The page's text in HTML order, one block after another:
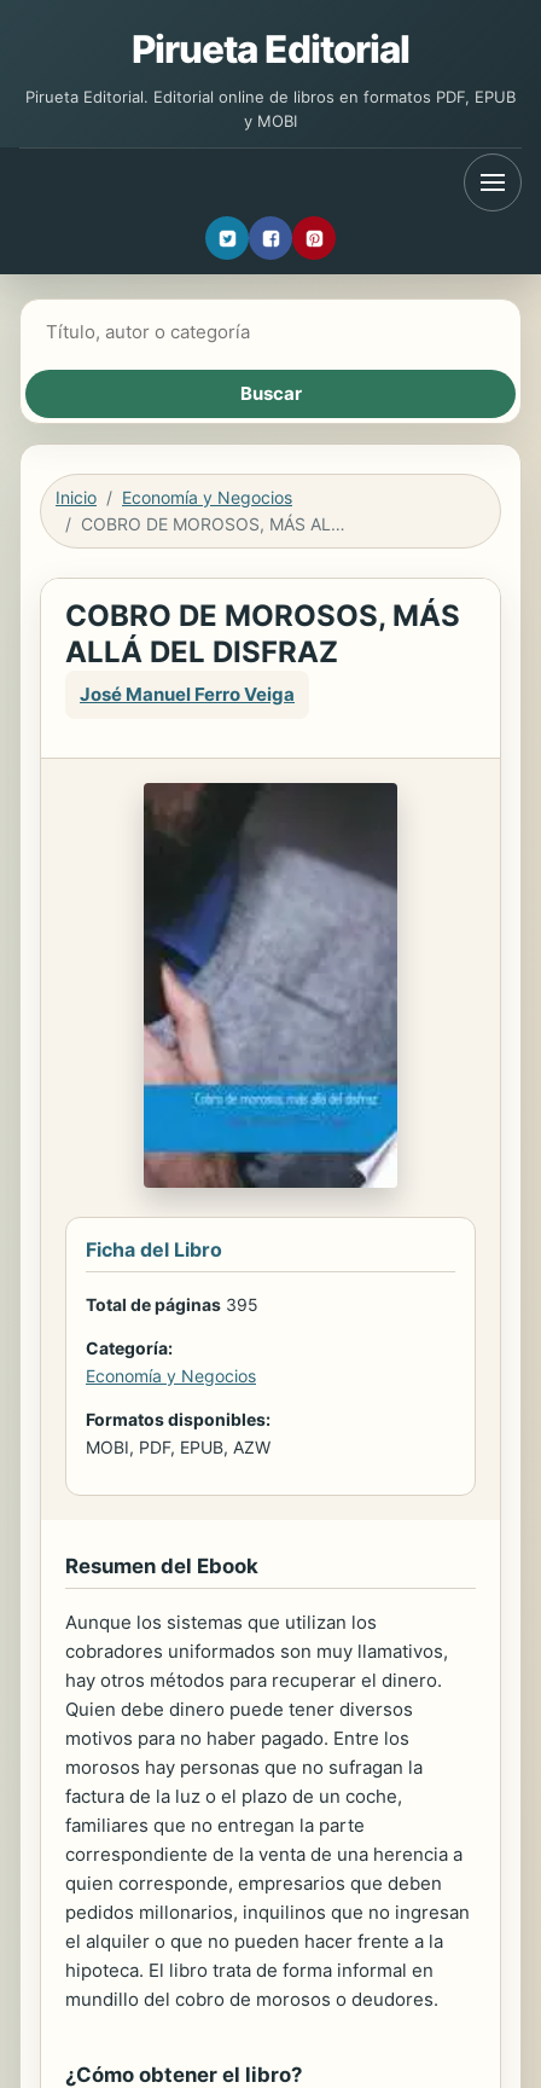
Pirueta Editorial
Pirueta Editorial. Editorial online de libros en formatos PDF, EPUB
y MOBI
Inicio
Economía y Negocios
COBRO DE MOROSOS, MÁS ALLÁ DEL DISFRAZ
COBRO DE MOROSOS, MÁS
ALLÁ DEL DISFRAZ
José Manuel Ferro Veiga
Ficha del Libro
Total de páginas 395
Categoría:
Economía y Negocios
Formatos disponibles:
MOBI, PDF, EPUB, AZW
Resumen del Ebook
Aunque los sistemas que utilizan los
cobradores uniformados son muy llamativos,
hay otros métodos para recuperar el dinero.
Quien debe dinero puede tener diversos
motivos para no haber pagado. Entre los
morosos hay personas que no sufragan la
factura de la luz o el plazo de un coche,
familiares que no entregan la parte
correspondiente de la venta de una herencia a
quien corresponde, empresarios que deben
pedidos millonarios, inquilinos que no ingresan
el alquiler o que no pueden hacer frente a la
hipoteca. El libro trata de forma informal en
mundillo del cobro de morosos o deudores.
¿Cómo obtener el libro?